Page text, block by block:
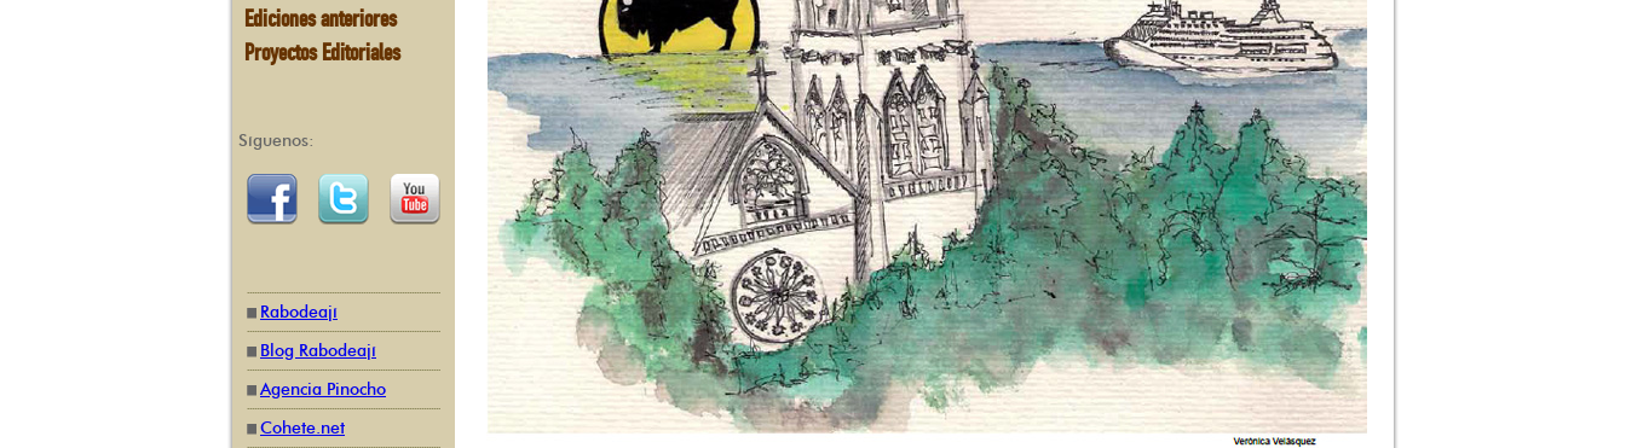
Ediciones anteriores
Proyectos Editoriales
Síguenos:
Rabodeají
Blog Rabodeají
Agencia Pinocho
Cohete.net